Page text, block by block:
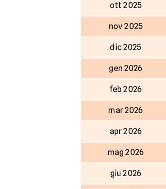
ott 2025
nov 2025
dic 2025
gen 2026
feb 2026
mar 2026
apr 2026
mag 2026
giu 2026